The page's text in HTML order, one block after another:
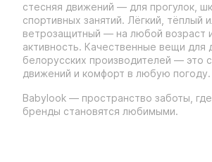
стесняя движений — для прогулок,
спортивных занятий. Лёгкий, тёплый
ветрозащитный — на любой возраст
активность. Качественные вещи для
белорусских производителей — это
движений и комфорт в любую погоду.
Babylook — пространство заботы,
бренды становятся любимыми.